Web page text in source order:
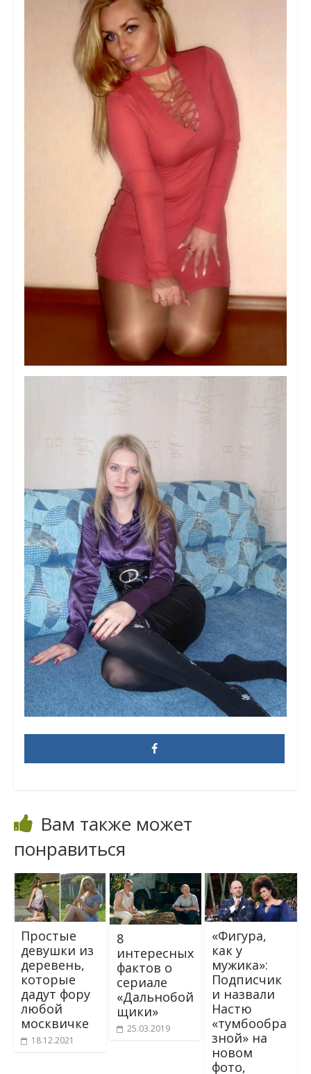
Вам также может
понравиться
Простые
девушки из
деревень,
которые
дадут фору
любой
москвичке
18.12.2021
8
интересных
фактов о
сериале
«Дальнобой
щики»
25.03.2019
«Фигура,
как у
мужика»:
Подписчик
и назвали
Настю
«тумбообра
зной» на
новом
фото,